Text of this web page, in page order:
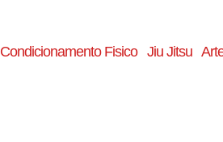
Condicionamento Fisico Jiu Jitsu